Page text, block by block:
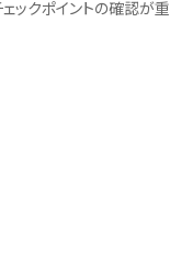
ックポイントの確認が重